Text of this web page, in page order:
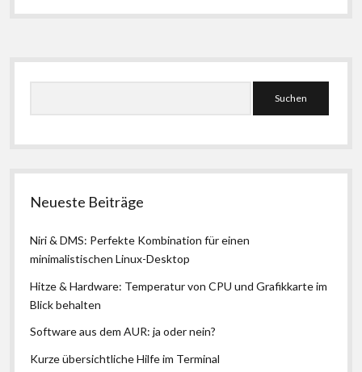
Seitenleiste
Neueste Beiträge
Niri & DMS: Perfekte Kombination für einen
minimalistischen Linux-Desktop
Hitze & Hardware: Temperatur von CPU und Grafikkarte im
Blick behalten
Software aus dem AUR: ja oder nein?
Kurze übersichtliche Hilfe im Terminal